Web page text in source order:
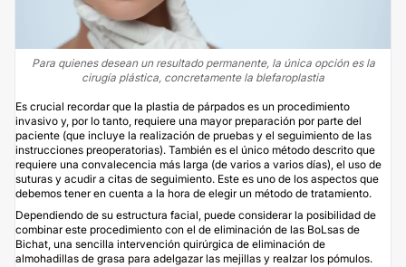
Para quienes desean un resultado permanente, la única opción es la
cirugía plástica, concretamente la blefaroplastia
Es crucial recordar que la plastia de párpados es un procedimiento
invasivo y, por lo tanto, requiere una mayor preparación por parte del
paciente (que incluye la realización de pruebas y el seguimiento de las
instrucciones preoperatorias). También es el único método descrito que
requiere una convalecencia más larga (de varios a varios días), el uso de
suturas y acudir a citas de seguimiento. Este es uno de los aspectos que
debemos tener en cuenta a la hora de elegir un método de tratamiento.
Dependiendo de su estructura facial, puede considerar la posibilidad de
combinar este procedimiento con el de eliminación de las BoLsas de
Bichat, una sencilla intervención quirúrgica de eliminación de
almohadillas de grasa para adelgazar las mejillas y realzar los pómulos.